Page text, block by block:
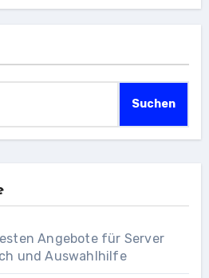
Suchen
Angebote für Server
und Auswahlhilfe